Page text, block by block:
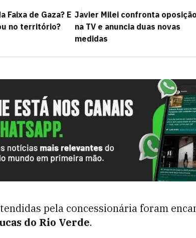
Faixa de Gaza? E
no território?
Javier Milei confronta oposição
na TV e anuncia duas novas
medidas
pela concessionária foram
do Rio Verde.